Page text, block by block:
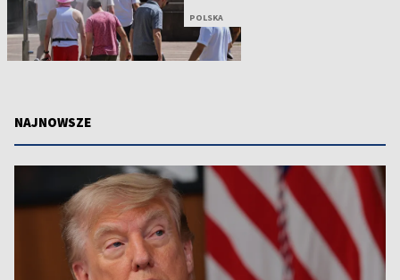
POLSKA
NAJNOWSZE